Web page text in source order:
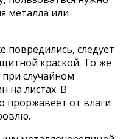
металла или
повредились, следует
краской. То же
случайном
на листах. В
проржавеет от влаги